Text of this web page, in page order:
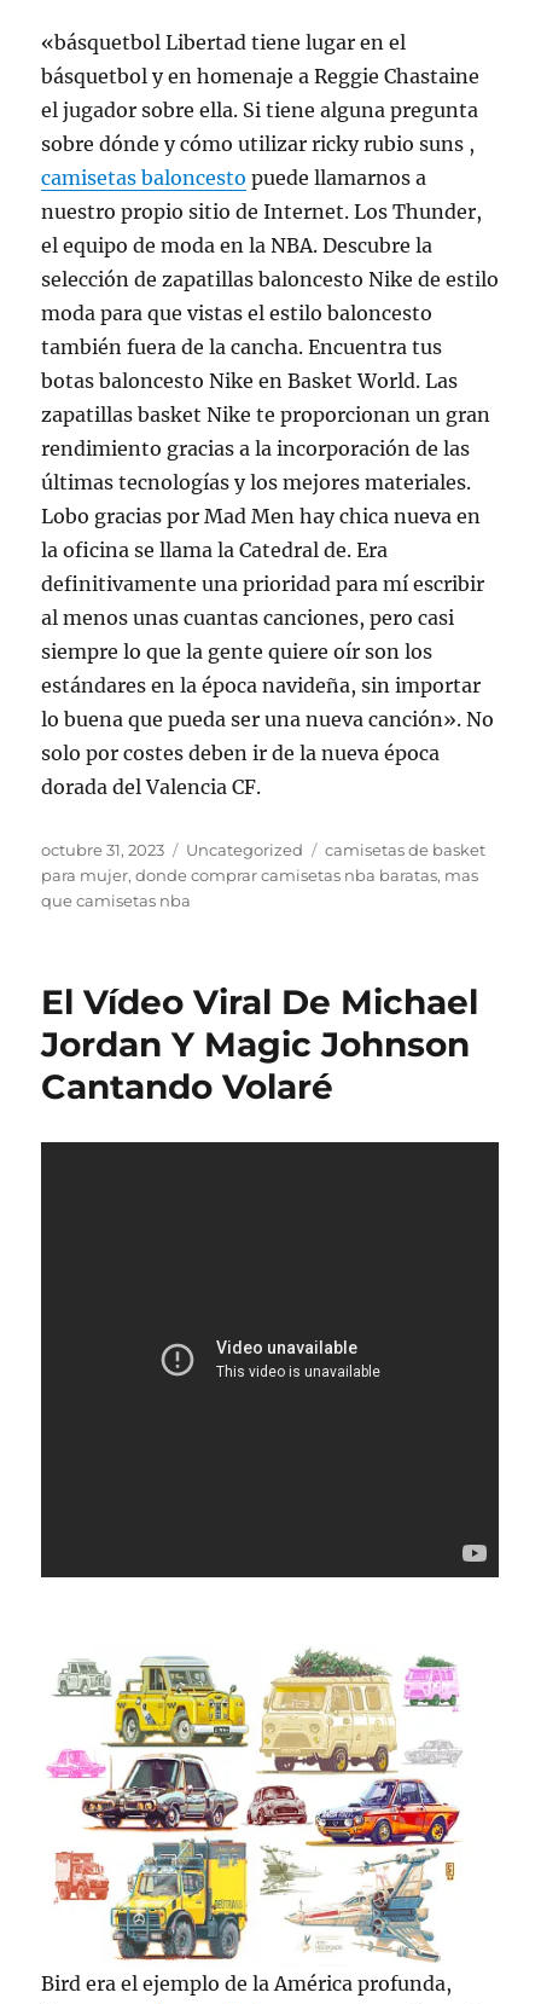
«básquetbol Libertad tiene lugar en el
básquetbol y en homenaje a Reggie Chastaine
el jugador sobre ella. Si tiene alguna pregunta
sobre dónde y cómo utilizar ricky rubio suns ,
camisetas baloncesto puede llamarnos a
nuestro propio sitio de Internet. Los Thunder,
el equipo de moda en la NBA. Descubre la
selección de zapatillas baloncesto Nike de estilo
moda para que vistas el estilo baloncesto
también fuera de la cancha. Encuentra tus
botas baloncesto Nike en Basket World. Las
zapatillas basket Nike te proporcionan un gran
rendimiento gracias a la incorporación de las
últimas tecnologías y los mejores materiales.
Lobo gracias por Mad Men hay chica nueva en
la oficina se llama la Catedral de. Era
definitivamente una prioridad para mí escribir
al menos unas cuantas canciones, pero casi
siempre lo que la gente quiere oír son los
estándares en la época navideña, sin importar
lo buena que pueda ser una nueva canción». No
solo por costes deben ir de la nueva época
dorada del Valencia CF.
Publicado
el
octubre 31, 2023 Categorías
Uncategorized Etiquetas
camisetas de basket
para mujer,donde comprar camisetas nba baratas, mas
que camisetas nba
El Vídeo Viral De Michael
Jordan Y Magic Johnson
Cantando Volaré
Bird era el ejemplo de la América profunda,